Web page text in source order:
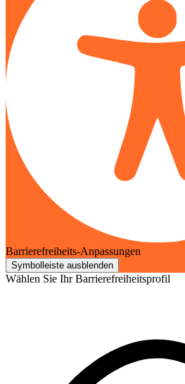
Barrierefreiheits-Anpassungen
Symbolleiste ausblenden
Wählen Sie Ihr Barrierefreiheitsprofil